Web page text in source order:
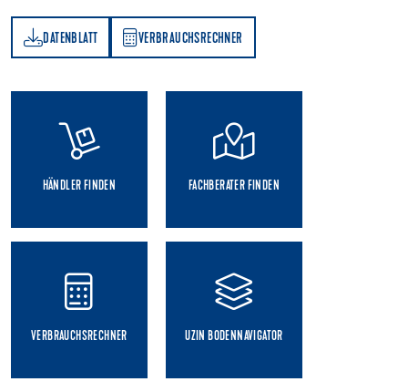
DATENBLATT VERBRAUCHSRECHNER
HÄNDLER FINDEN FACHBERATER FINDEN
VERBRAUCHSRECHNER UZIN BODENNAVIGATOR